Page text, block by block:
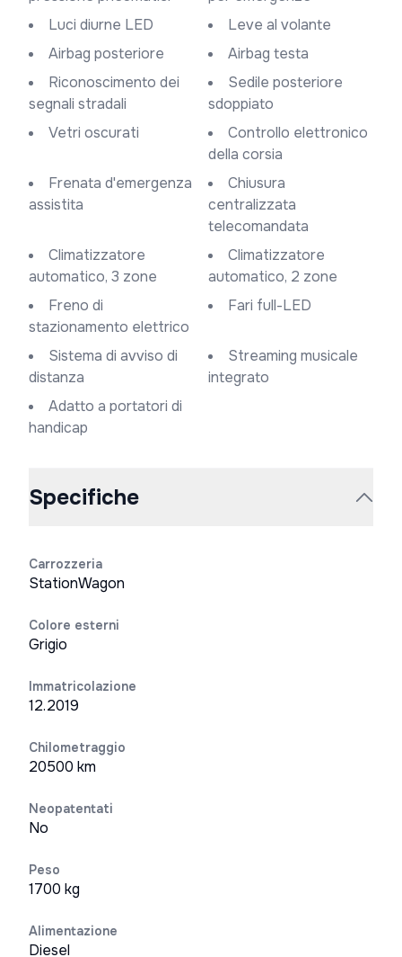
Luci diurne LED
Leve al volante
Airbag posteriore
Airbag testa
Riconoscimento dei
segnali stradali
Sedile posteriore
sdoppiato
Vetri oscurati
Controllo elettronico
della corsia
Frenata d'emergenza
assistita
Chiusura
centralizzata
telecomandata
Climatizzatore
automatico, 3 zone
Climatizzatore
automatico, 2 zone
Freno di
stazionamento elettrico
Fari full-LED
Sistema di avviso di
distanza
Streaming musicale
integrato
Adatto a portatori di
handicap
Specifiche
Carrozzeria
StationWagon
Colore esterni
Grigio
Immatricolazione
12.2019
Chilometraggio
20500 km
Neopatentati
No
Peso
1700 kg
Alimentazione
Diesel